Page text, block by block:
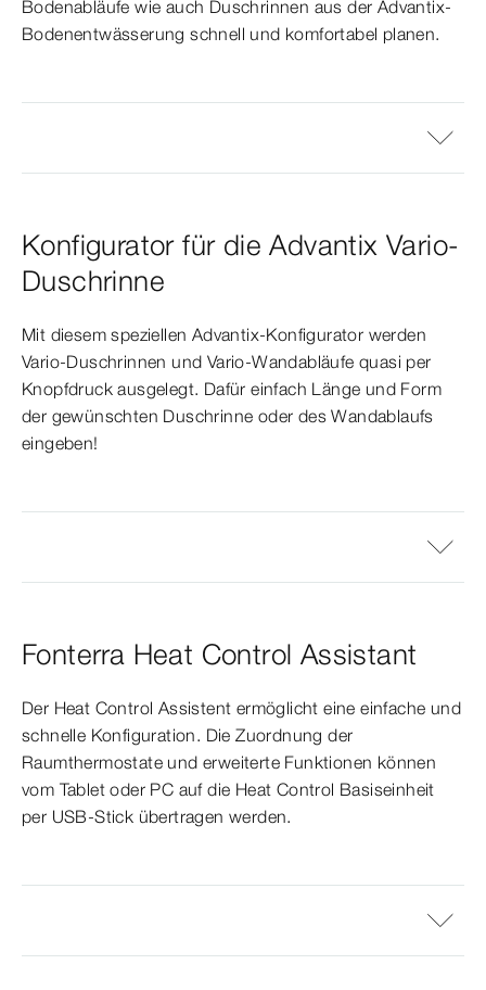
Bodenabläufe wie auch Duschrinnen aus der Advantix-
Bodenentwässerung schnell und komfortabel planen.
Konfigurator für die Advantix Vario-
Duschrinne
Mit diesem speziellen Advantix-Konfigurator werden
Vario-Duschrinnen und Vario-Wandabläufe quasi per
Knopfdruck ausgelegt. Dafür einfach Länge und Form
der gewünschten Duschrinne oder des Wandablaufs
eingeben!
Fonterra Heat Control Assistant
Der Heat Control Assistent ermöglicht eine einfache und
schnelle Konfiguration. Die Zuordnung der
Raumthermostate und erweiterte Funktionen können
vom Tablet oder PC auf die Heat Control Basiseinheit
per USB-Stick übertragen werden.